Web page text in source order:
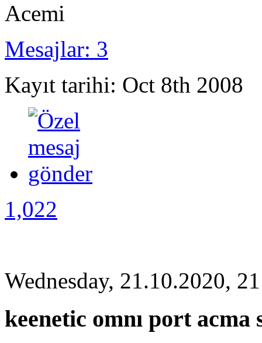
Acemi
Mesajlar: 3
Kayıt tarihi: Oct 8th 2008
1,022
Wednesday, 21.10.2020,
keenetic omnı port acma